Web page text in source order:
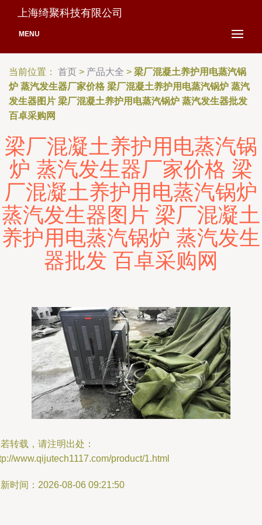
上海绮聚科技有限公司
MENU
当前位置： 首页 > 产品大全 > 梁厂混凝土养护用电蒸汽锅
炉 蒸汽发生器厂家价格 梁厂混凝土养护用电蒸汽锅炉 蒸汽
发生器图片 梁厂混凝土养护用电蒸汽锅炉 蒸汽发生器批发
百卓采购网
梁厂混凝土养护用电蒸汽锅
炉 蒸汽发生器厂家价格 梁
厂混凝土养护用电蒸汽锅炉
蒸汽发生器图片 梁厂混凝土
养护用电蒸汽锅炉 蒸汽发生
器批发 百卓采购网
转载，请注明出处：
www.qijutech1117.com/product/1.html
时间：2026-08-06 09:21:50